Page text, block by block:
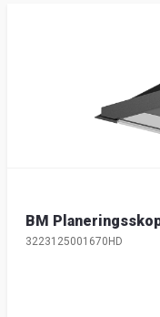
BM
3223125001670HD